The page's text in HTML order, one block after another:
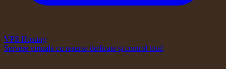
VPS Hosting
Servere virtuale cu resurse dedicate și control total